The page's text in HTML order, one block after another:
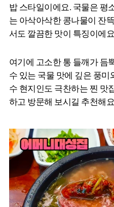
밥 스타일이에요. 국물은 평
는 아삭아삭한 콩나물이 잔
서도 깔끔한 맛이 특징이에
여기에 고소한 통 들깨가 듬
수 있는 국물 맛에 깊은 풍미
수 현지인도 극찬하는 찐 맛
하고 방문해 보시길 추천해